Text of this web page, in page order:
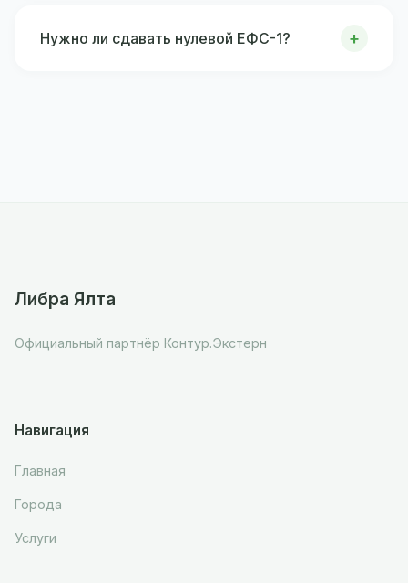
Нужно ли сдавать нулевой ЕФС-1?
Либра Ялта
Официальный партнёр Контур.Экстерн
Навигация
Главная
Города
Услуги